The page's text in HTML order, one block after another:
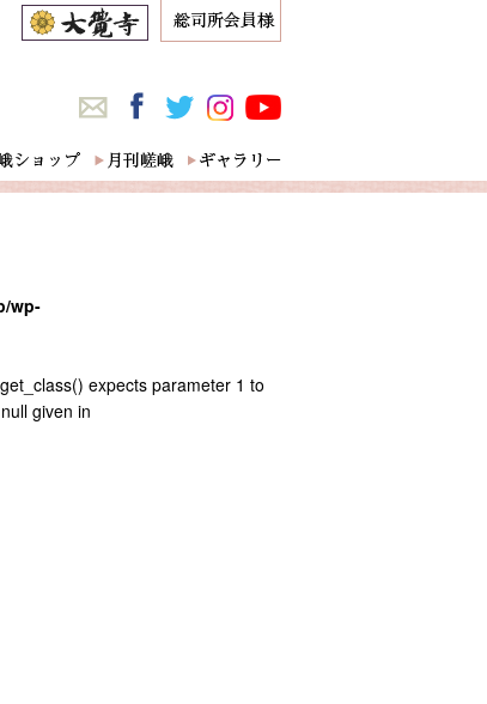
wp-
expects parameter 1 to
given in